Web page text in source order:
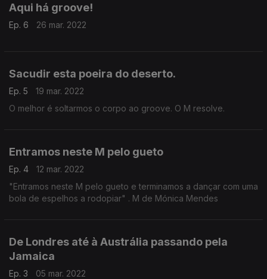
Aqui há groove!
Ep. 6 26 mar. 2022
Sacudir esta poeira do deserto.
Ep. 5
19 mar. 2022
O melhor é soltarmos o corpo ao groove. O M resolve.
Entramos neste M pelo gueto
Ep. 4
12 mar. 2022
"Entramos neste M pelo gueto e terminamos a dançar com uma
bola de espelhos a rodopiar" . M de Mónica Mendes
De Londres até à Austrália passando pela
Jamaica
Ep. 3
05 mar. 2022